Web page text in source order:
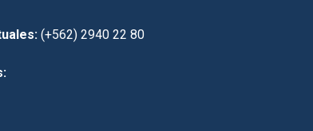
(+562) 2940 22 80